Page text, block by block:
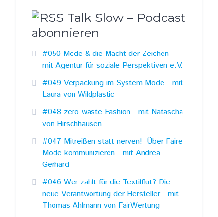
Talk Slow – Podcast
abonnieren
#050 Mode & die Macht der Zeichen -
mit Agentur für soziale Perspektiven e.V.
#049 Verpackung im System Mode - mit
Laura von Wildplastic
#048 zero-waste Fashion - mit Natascha
von Hirschhausen
#047 Mitreißen statt nerven! Über Faire
Mode kommunizieren - mit Andrea
Gerhard
#046 Wer zahlt für die Textilflut? Die
neue Verantwortung der Hersteller - mit
Thomas Ahlmann von FairWertung